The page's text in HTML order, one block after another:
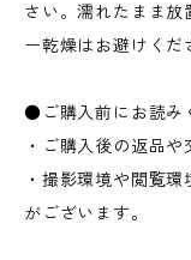
さい。濡れたまま放
ー乾燥はお避けくだ
●ご購入前にお読み
・ご購入後の返品や
・撮影環境や閲覧
がございます。